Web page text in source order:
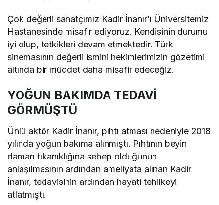
Çok değerli sanatçımız Kadir İnanır’ı Üniversitemiz
Hastanesinde misafir ediyoruz. Kendisinin durumu
iyi olup, tetkikleri devam etmektedir. Türk
sinemasının değerli ismini hekimlerimizin gözetimi
altında bir müddet daha misafir edeceğiz.
YOĞUN BAKIMDA TEDAVİ
GÖRMÜŞTÜ
Ünlü aktör Kadir İnanır, pıhtı atması nedeniyle 2018
yılında yoğun bakıma alınmıştı. Pıhtının beyin
damarı tıkanıklığına sebep olduğunun
anlaşılmasının ardından ameliyata alınan Kadir
İnanır, tedavisinin ardından hayati tehlikeyi
atlatmıştı.